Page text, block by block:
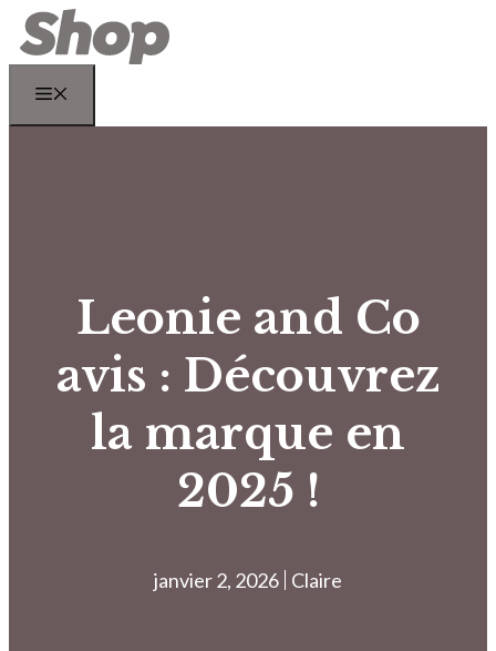
Aller
au
contenu
Leonie and Co
avis : Découvrez
la marque en
2025 !
janvier 2, 2026 Claire